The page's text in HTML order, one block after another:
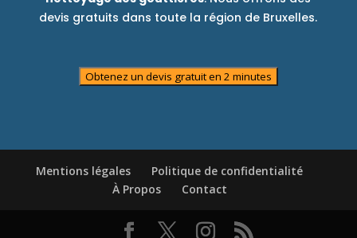
devis gratuits dans toute la région de Bruxelles.
Obtenez un devis gratuit en 2 minutes
Mentions légales
Politique de confidentialité
À Propos
Contact